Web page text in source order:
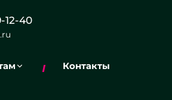
12-40
Контакты